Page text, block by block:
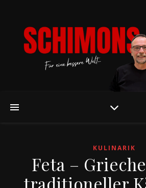
KULINARIK
Feta –
traditioneller